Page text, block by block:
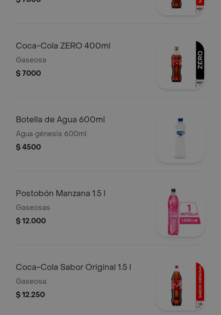
Coca-Cola ZERO 400ml
Gaseosa
$ 7000
Botella de Agua 600ml
Agua génesis 600ml
$ 4500
Postobón Manzana 1.5 l
Gaseosas
$ 12.000
Coca-Cola Sabor Original 1.5 l
Gaseosa.
$ 12.250